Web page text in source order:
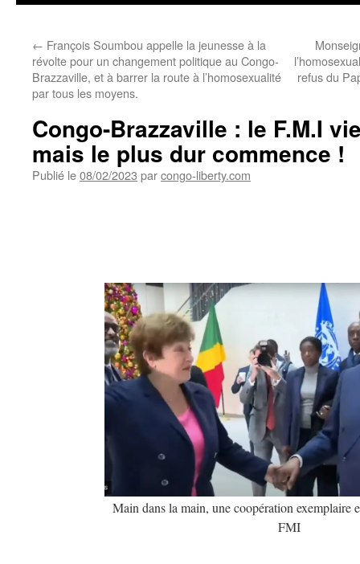
← François Soumbou appelle la jeunesse à la
révolte pour un changement politique au Congo-
Brazzaville, et à barrer la route à l’homosexualité
par tous les moyens.
refus du
Congo-Brazzaville : le F.M.I
mais le plus dur commence !
Publié le08/02/2023 parcongo-liberty.com
Main dans la main, une coopération exemplaire
FMI